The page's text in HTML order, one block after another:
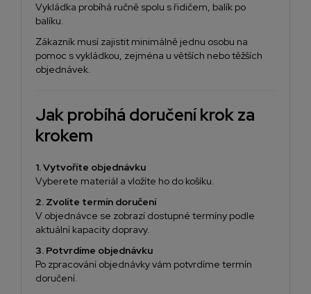
Vykládka probíhá ručně spolu s řidičem, balík po
balíku.
Zákazník musí zajistit minimálně jednu osobu na
pomoc s vykládkou, zejména u větších nebo těžších
objednávek.
Jak probíhá doručení krok za
krokem
1. Vytvoříte objednávku
Vyberete materiál a vložíte ho do košíku.
2. Zvolíte termín doručení
V objednávce se zobrazí dostupné termíny podle
aktuální kapacity dopravy.
3. Potvrdíme objednávku
Po zpracování objednávky vám potvrdíme termín
doručení.